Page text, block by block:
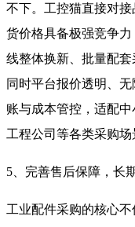
不下。工控猫直接对
货价格具备极强竞争
线整体换新、批量配套
同时平台报价透明、
账与成本管控，适配
工程公司等各类采购场
5、完善售后保障，长
工业配件采购的核心